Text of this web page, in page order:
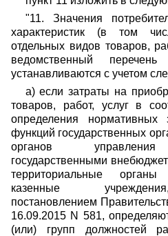
"11. Значения
характеристик (в том
отдельных видов товаров,
ведомственный
устанавливаются с учетом
а) если затраты на
товаров, работ, услуг в
определения нормативных
функций государственных
органов управления
государственными
территориальные
казенные
постановлением
16.09.2015 N 581,
(или) групп должностей